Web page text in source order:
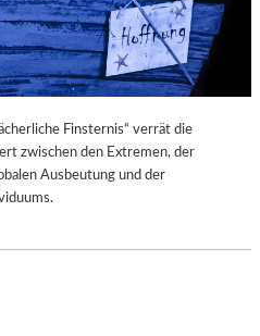
Finsternis“ verrät die
zwischen den Extremen, der
Ausbeutung und der